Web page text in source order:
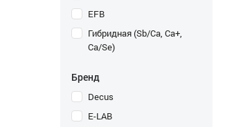
EFB
Гибридная (Sb/Ca, Ca+,
Ca/Se)
Бренд
Decus
E-LAB